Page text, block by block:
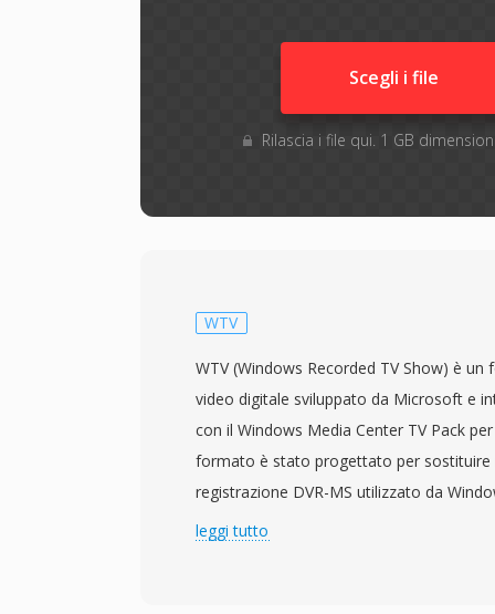
Scegli i file
Rilascia i file qui. 1 GB
WTV
WTV (Windows Recorded TV Show) è
video digitale sviluppato da Microsoft e
con il Windows Media Center TV Pack
formato è stato progettato per sostituire
registrazione DVR-MS utilizzato da
offrendo un contenitore più capace per la
leggi tutto